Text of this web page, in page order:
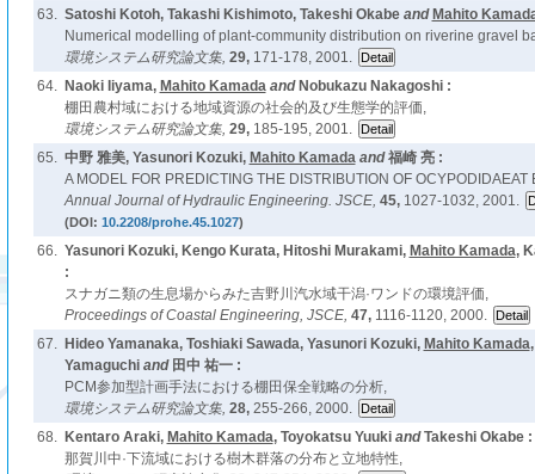
63. Satoshi Kotoh, Takashi Kishimoto, Takeshi Okabeand Mahito
Numerical modelling of plant-community distribution on riverine gravel
環境システム研究論文集, 29, 171-178, 2001.
64.
Naoki Iiyama, Mahito Kamadaand Nobukazu Nakagoshi :
棚田農村域における地域資源の社会的及び生態学的評価,
環境システム研究論文集, 29, 185-195, 2001.
65. 中野 雅美, Yasunori Kozuki, Mahito Kamadaand福崎 亮 :
A MODEL FOR PREDICTING THE DISTRIBUTION OF OCYPODIDAEAT
Annual Journal of Hydraulic Engineering. JSCE, 45, 1027-1032, 2001.
(DOI: 10.2208/prohe.45.1027)
66. Yasunori Kozuki, Kengo Kurata, Hitoshi Murakami, Mahito Kamada,
:
スナガニ類の生息場からみた吉野川汽水域干潟·ワンドの環境評価,
Proceedings of Coastal Engineering, JSCE, 47, 1116-1120, 2000.
67.
Hideo Yamanaka, Toshiaki Sawada, Yasunori Kozuki, Mahito Kamada
Yamaguchiand 田中 祐一 :
PCM参加型計画手法における棚田保全戦略の分析,
環境システム研究論文集, 28, 255-266, 2000.
68.
Kentaro Araki, Mahito Kamada, Toyokatsu YuukiandTakeshi Okabe :
那賀川中·下流域における樹木群落の分布と立地特性,